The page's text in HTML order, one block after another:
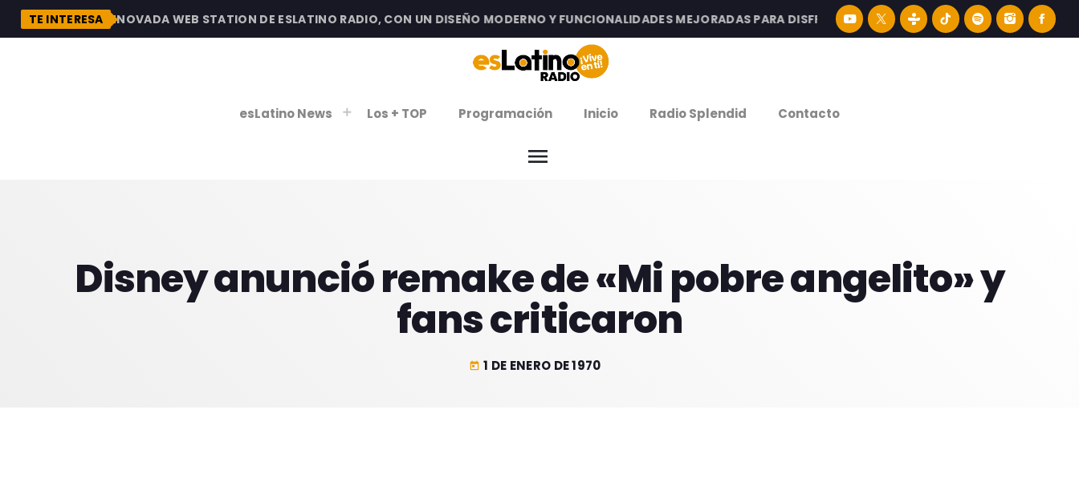
TE INTERESA
LA RENOVADA WEB STATION DE ESLATINO RADIO, CON UN DISEÑO MODERNO Y FUNCIONALIDADES MEJORADAS PARA DISFRUTAR LA MEJOR MÚSICA LATINA Y CONTENIDO
esLatino News Los + TOP Programación Inicio Radio Splendid Contacto
menu
PROGRAMACIÓN
Disney anunció remake de «Mi pobre angelito» y
fans criticaron
today 1 DE ENERO DE 1970